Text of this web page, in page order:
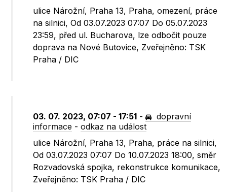
ulice Nárožní, Praha 13, Praha, omezení, práce
na silnici, Od 03.07.2023 07:07 Do 05.07.2023
23:59, před ul. Bucharova, lze odbočit pouze
doprava na Nové Butovice, Zveřejněno: TSK
Praha / DIC
03. 07. 2023, 07:07 - 17:51 -
dopravní
informace -odkaz na událost
ulice Nárožní, Praha 13, Praha, práce na silnici,
Od 03.07.2023 07:07 Do 10.07.2023 18:00, směr
Rozvadovská spojka, rekonstrukce komunikace,
Zveřejněno: TSK Praha / DIC